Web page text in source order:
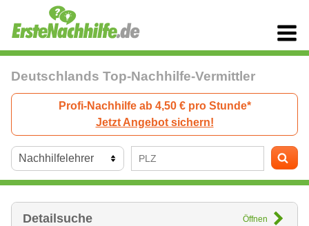
Deutschlands Top-Nachhilfe-Vermittler
Profi-Nachhilfe ab 4,50 € pro Stunde*
Jetzt Angebot sichern!
Detailsuche Öffnen